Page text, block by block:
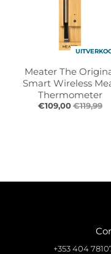
Meater The
Smart Wireless
Thermometer
€109,00€119,99
+353 404